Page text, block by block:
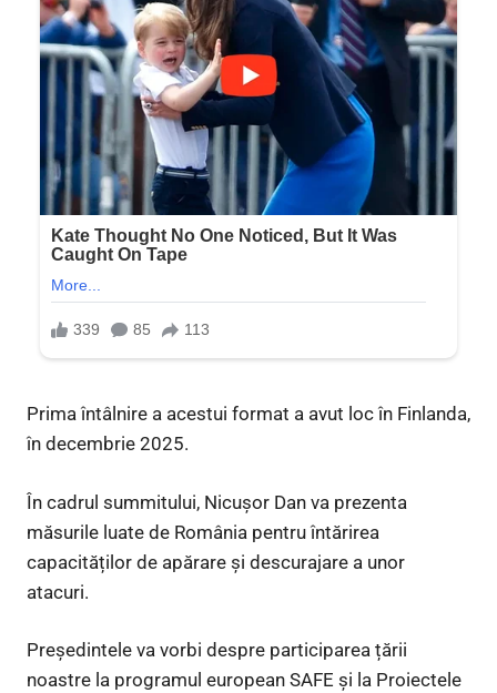
Prima întâlnire a acestui format a avut loc în Finlanda,
în decembrie 2025.
În cadrul summitului, Nicușor Dan va prezenta
măsurile luate de România pentru întărirea
capacităților de apărare și descurajare a unor
atacuri.
Președintele va vorbi despre participarea țării
noastre la programul european SAFE și la Proiectele